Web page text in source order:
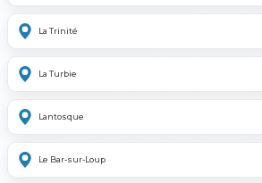
La Trinité
La Turbie
Lantosque
Le Bar-sur-Loup